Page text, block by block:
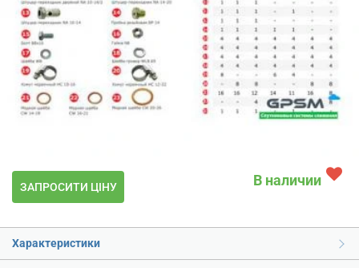
ЗАПРОСИТИ ЦІНУ В наличии
Характеристики